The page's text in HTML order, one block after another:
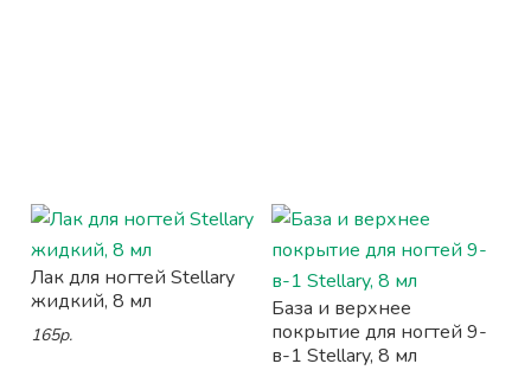
Лак для ногтей Stellary
жидкий, 8 мл
165р.
База и верхнее
покрытие для ногтей 9-
в-1 Stellary, 8 мл